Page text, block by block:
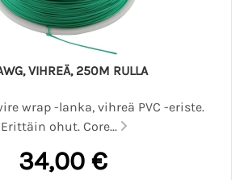
VIHREÄ, 250M RULLA
wrap -lanka, vihreä PVC -eriste.
ohut. Core...
34,00 €